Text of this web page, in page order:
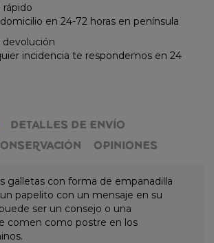
rápido
en 24-72 horas en península
devolución
incidencia te respondemos en 24
DETALLES DE ENVÍO
OPINIONES
galletas con forma de empanadilla
papelito con un mensaje en su
ser un consejo o una
comen como postre en los